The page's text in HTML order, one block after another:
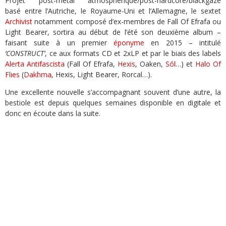
basé entre l’Autriche, le Royaume-Uni et l’Allemagne, le sextet
Archivist notamment composé d’ex-membres de Fall Of Efrafa ou
Light Bearer, sortira au début de l’été son deuxième album –
faisant suite à un premieréponyme en 2015 – intitulé
‘CONSTRUCT’, ce aux formats CD et 2xLP et par le biais des labels
Alerta Antifascista (Fall Of Efrafa, Hexis, Oaken, Sól…) et Halo Of
Flies (Dakhma, Hexis, Light Bearer, Rorcal…).
Une excellente nouvelle s’accompagnant souvent d’une autre, la
bestiole est depuis quelques semaines disponible en digitale et
donc en écoute dans la suite.